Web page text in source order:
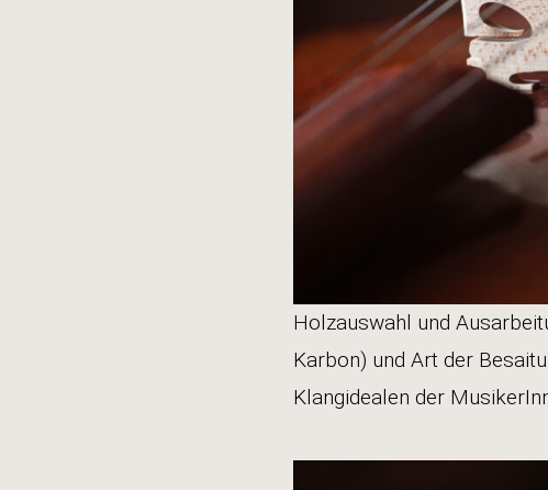
Holzauswahl und
Karbon) und Art der
Klangidealen der